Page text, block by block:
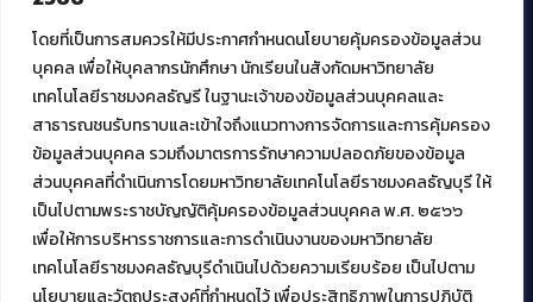
โดยที่เป็นการสมควรให้มีประกาศกำหนดนโยบายคุ้มครองข้อมูลส่วน
บุคคล เพื่อให้บุคลากรนักศึกษา นักเรียนในสังกัดมหาวิทยาลัย
เทคโนโลยีราชมงคลธัญรี ในฐานะเจ้าของข้อมูลส่วนบุคคลและ
สาธารณชนรับทราบและเข้าใจถึงแนวทางการจัดการและการคุ้มครอง
ข้อมูลส่วนบุคคล รวมถึงมาตรการรักษาความปลอดภัยของข้อมูล
ส่วนบุคคลที่ดำเนินการโดยมหาวิทยาลัยเทคโนโลยีราชมงคลธัญบุรี ให้
เป็นไปตามพระราชบัญญัติคุ้มครองข้อมูลส่วนบุคคล พ.ศ. ๒๕๖๖
เพื่อให้การบริหารราชการและการดำเนินงานของมหาวิทยาลัย
เทคโนโลยีราชมงคลธัญบุรีดำเนินไปด้วยความเรียบร้อย เป็นไปตาม
นโยบายและวัตถุประสงค์ที่กำหนดไว้ เพื่อประสิทธิภาพในการปฏิบัติ
งานบริการวิชาการให้กับหน่วยงานภายนอก
โครงการส่งเสริมและพัฒนาผู้ประกอบการ SME โดย. มทร.ธัญบุรี
กิจกรรมการเชื่อมโยงเครือข่ายผู้ให้บริการเครื่องจักรกลทางการ
เกษตร ภายใต้โครงการส่งเสริมการรแปรรูปสินค้าเกษตรระดับชุมชน
กรมส่งเสริมอุตสาหกรรม
โครงการยกระดับเศรษฐกิจและสังคมรายตำบลแบบบูรณาการ (1
ตำบล 1 มหาวิทยาลัย)